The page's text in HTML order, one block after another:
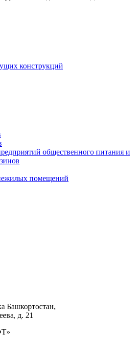
конструкций
общественного питания и
помещений
Башкортостан,
д. 21